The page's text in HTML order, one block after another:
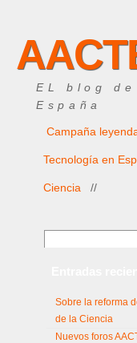
EL blog
España
Campaña
Tecnología en
Ciencia //
Sobre la reforma
de la Ciencia
Nuevos foros